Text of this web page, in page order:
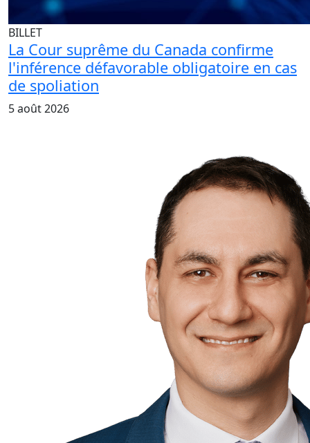
BILLET
La Cour suprême du Canada confirme
l'inférence défavorable obligatoire en cas
de spoliation
5 août 2026